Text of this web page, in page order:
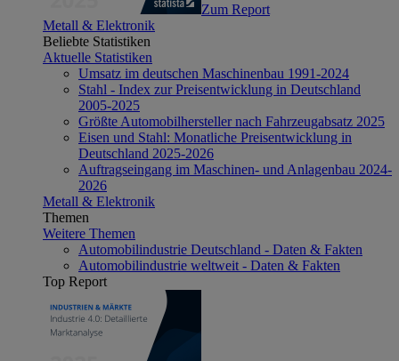
Zum Report
Metall & Elektronik
Beliebte Statistiken
Aktuelle Statistiken
Umsatz im deutschen Maschinenbau 1991-2024
Stahl - Index zur Preisentwicklung in Deutschland
2005-2025
Größte Automobilhersteller nach Fahrzeugabsatz 2025
Eisen und Stahl: Monatliche Preisentwicklung in
Deutschland 2025-2026
Auftragseingang im Maschinen- und Anlagenbau 2024-
2026
Metall & Elektronik
Themen
Weitere Themen
Automobilindustrie Deutschland - Daten & Fakten
Automobilindustrie weltweit - Daten & Fakten
Top Report